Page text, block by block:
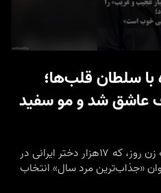
seconds
سلطان قلب‌ها؛
عاشق شد و مو سفید
در سال ۱۳۵۲ در نظرسنجی مجله زن روز، که ۱۷هزار دختر ایرانی در
«جذاب‌ترین مرد سال» انتخاب